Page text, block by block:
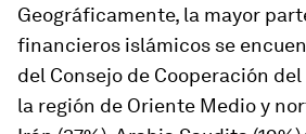
Geográficamente, la mayor
financieros islámicos se
del Consejo de Cooperación del
la región de Oriente Medio y